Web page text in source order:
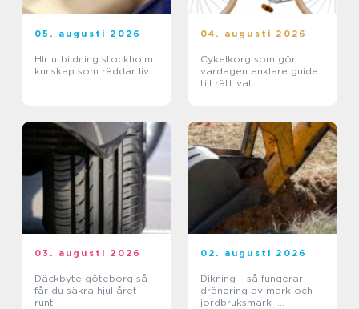
05. augusti 2026
Hlr utbildning stockholm
kunskap som räddar liv
04. augusti 2026
Cykelkorg som gör
vardagen enklare guide
till rätt val
03. augusti 2026
Däckbyte göteborg så
får du säkra hjul året
runt
02. augusti 2026
Dikning – så fungerar
dränering av mark och
jordbruksmark i